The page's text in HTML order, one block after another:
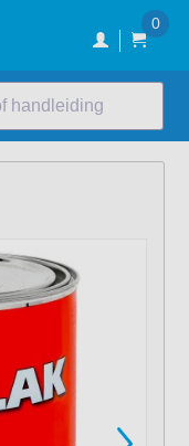
0
handleiding